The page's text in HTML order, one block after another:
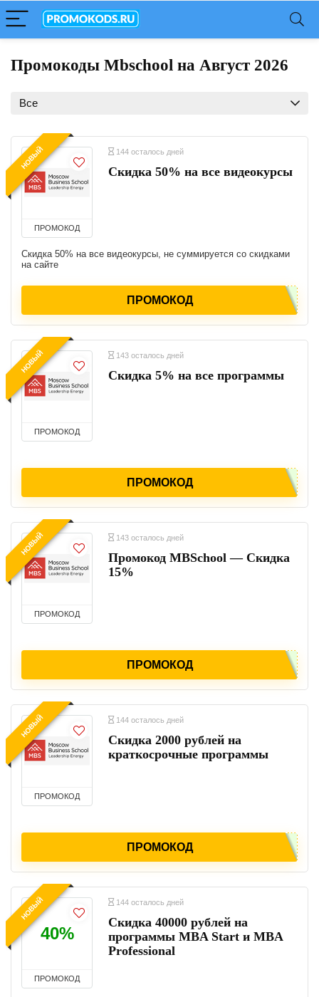
Промокоды Mbschool на Август 2026
Все
НОВЫЙ
ПРОМОКОД
144 осталось дней
Cкидка 50% на все видеокурсы
Cкидка 50% на все видеокурсы, не суммируется со скидками
на сайте
ПРОМОКОД
НОВЫЙ
ПРОМОКОД
143 осталось дней
Скидка 5% на все программы
ПРОМОКОД
НОВЫЙ
ПРОМОКОД
143 осталось дней
Промокод MBSchool — Скидка
15%
ПРОМОКОД
НОВЫЙ
ПРОМОКОД
144 осталось дней
Скидка 2000 рублей на
краткосрочные программы
ПРОМОКОД
НОВЫЙ
40%
ПРОМОКОД
144 осталось дней
Скидка 40000 рублей на
программы MBA Start и MBA
Professional